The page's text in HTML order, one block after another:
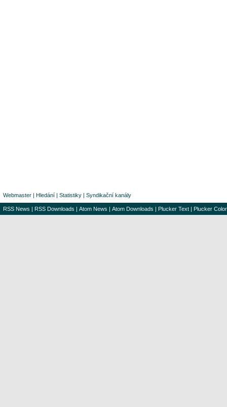
Webmaster | Hledání | Statistiky | Syndikační kanály
RSS News | RSS Downloads | Atom News | Atom Downloads | Plucker Text | Plucker Color